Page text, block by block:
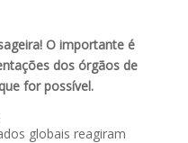
O importante é
dos órgãos de
for possível.
globais reagiram